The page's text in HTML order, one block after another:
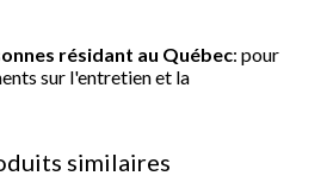
résidant au Québec: pour
sur l'entretien et la
similaires